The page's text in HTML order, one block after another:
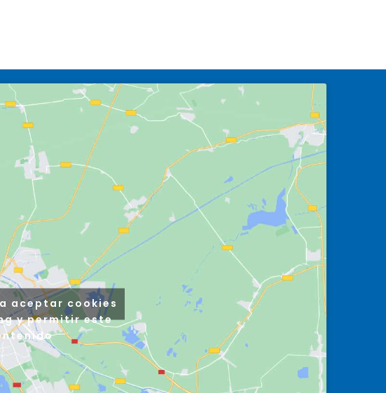
aceptar cookies
y permitir este